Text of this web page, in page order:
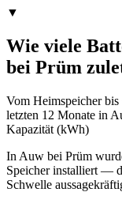
▼
Wie viele
bei Prüm
Vom Heimspeicher
letzten 12 Monate in
Kapazität (kWh)
In Auw bei Prüm
Speicher installiert —
Schwelle